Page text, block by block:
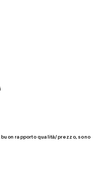
rapporto qualità/prezzo, sono